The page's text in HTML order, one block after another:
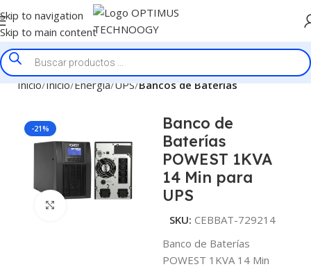
Skip to navigation
Skip to main content
Inicio Inicio Energía UPS Bancos de Baterías
-21%
Banco de
Baterías
POWEST 1KVA
14 Min para
UPS
SKU: CEBBAT-729214
Banco de Baterías
POWEST 1KVA 14 Min